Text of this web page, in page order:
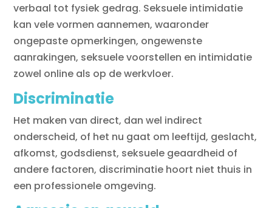
verbaal tot fysiek gedrag. Seksuele intimidatie
kan vele vormen aannemen, waaronder
ongepaste opmerkingen, ongewenste
aanrakingen, seksuele voorstellen en intimidatie
zowel online als op de werkvloer.
Discriminatie
Het maken van direct, dan wel indirect
onderscheid, of het nu gaat om leeftijd, geslacht,
afkomst, godsdienst, seksuele geaardheid of
andere factoren, discriminatie hoort niet thuis in
een professionele omgeving.